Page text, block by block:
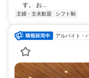
す。 お...
主婦・主夫歓迎 シフト制
アルバイト・